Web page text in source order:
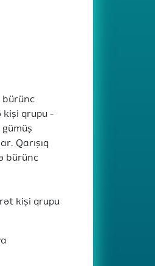
bürünc
kişi qrupu -
Qarışıq
bürünc
kişi qrupu